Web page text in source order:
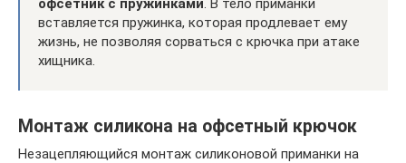
офсетник с пружинками. В тело приманки
вставляется пружинка, которая продлевает ему
жизнь, не позволяя сорваться с крючка при атаке
хищника.
Монтаж силикона на офсетный крючок
Незацепляющийся монтаж силиконовой приманки на